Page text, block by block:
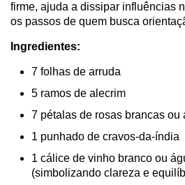
firme, ajuda a dissipar influências
os passos de quem busca
Ingredientes:
7 folhas de arruda
5 ramos de alecrim
7 pétalas de rosas brancas ou
1 punhado de cravos-da-índia
1 cálice de vinho branco ou
(simbolizando clareza e